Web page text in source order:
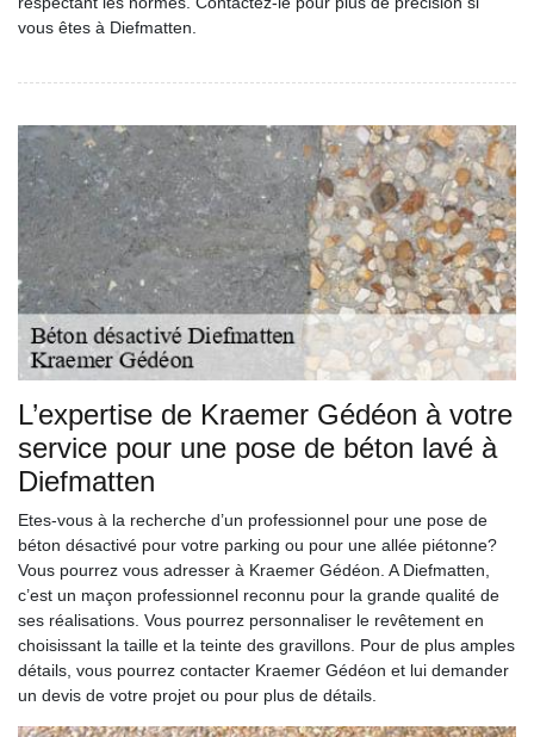
vous êtes à Diefmatten.
L’expertise de Kraemer Gédéon à votre
service pour une pose de béton lavé à
Diefmatten
Etes-vous à la recherche d’un professionnel pour une pose de
béton désactivé pour votre parking ou pour une allée piétonne?
Vous pourrez vous adresser à Kraemer Gédéon. A Diefmatten,
c’est un maçon professionnel reconnu pour la grande qualité de
ses réalisations. Vous pourrez personnaliser le revêtement en
choisissant la taille et la teinte des gravillons. Pour de plus amples
détails, vous pourrez contacter Kraemer Gédéon et lui demander
un devis de votre projet ou pour plus de détails.